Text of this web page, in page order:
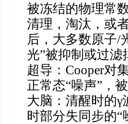
被冻结的物理常
清理，淘汰，或
后，大多数原子/
光”被抑制或过
超导：Cooper对
正常态“噪声”，
大脑：清醒时的
时部分失同步的